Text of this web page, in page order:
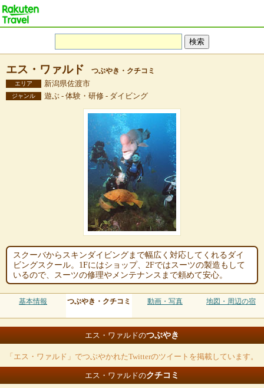
エス・ワァルド つぶやき・クチコミ
エリア 新潟県佐渡市
ジャンル 遊ぶ - 体験・研修 - ダイビング
スクーバからスキンダイビングまで幅広く対応してくれるダイ
ビングスクール。1Fにはショップ、2Fではスーツの製造もして
いるので、スーツの修理やメンテナンスまで頼めて安心。
基本情報 つぶやき・クチコミ 動画・写真 地図・周辺の宿
エス・ワァルドのつぶやき
「エス・ワァルド」でつぶやかれたTwitterのツイートを掲載しています。
エス・ワァルドのクチコミ